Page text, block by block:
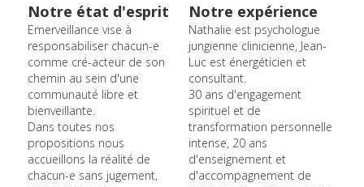
Notre état d'esprit
Emerveillance vise à
responsabiliser chacun-e
comme cré-acteur de son
chemin au sein d'une
communauté libre et
bienveillante.
Dans toutes nos
propositions nous
accueillons la réalité de
chacun-e sans jugement,
Notre expérience
Nathalie est psychologue
jungienne clinicienne, Jean-
Luc est énergéticien et
consultant.
30 ans d'engagement
spirituel et de
transformation personnelle
intense, 20 ans
d'enseignement et
d'accompagnement de